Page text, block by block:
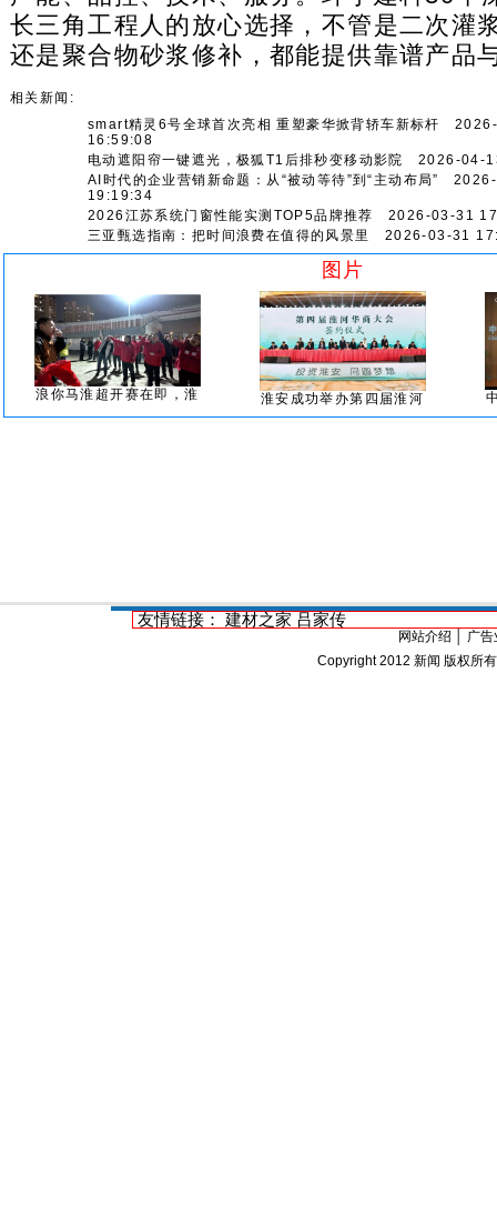
长三角工程人的放心选择，不管是二次灌
还是聚合物砂浆修补，都能提供靠谱产品
相关新闻:
smart精灵6号全球首次亮相 重塑豪华掀背轿车新标杆
16:59:08
电动遮阳帘一键遮光，极狐T1后排秒变移动影院
2026-04-
AI时代的企业营销新命题：从“被动等待”到“主动布局”
2026-
19:19:34
2026江苏系统门窗性能实测TOP5品牌推荐
2026-03-31
三亚甄选指南：把时间浪费在值得的风景里
2026-03-31
图片
浪你马淮超开赛在即，淮 淮安成功举办第四届淮河
友情链接： 建材之家 吕家传
网站介绍
广告
Copyright 2012 新闻 版权所